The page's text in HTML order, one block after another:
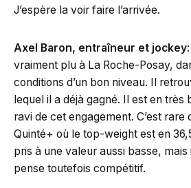
J’espère la voir faire l’arrivée.
Axel Baron, entraîneur et jockey
vraiment plu à La Roche-Posay,
conditions d’un bon niveau. Il
lequel il a déjà gagné. Il est en très
ravi de cet engagement. C’est rare
Quinté+ où le top-weight est en
pris à une valeur aussi basse,
pense toutefois compétitif.